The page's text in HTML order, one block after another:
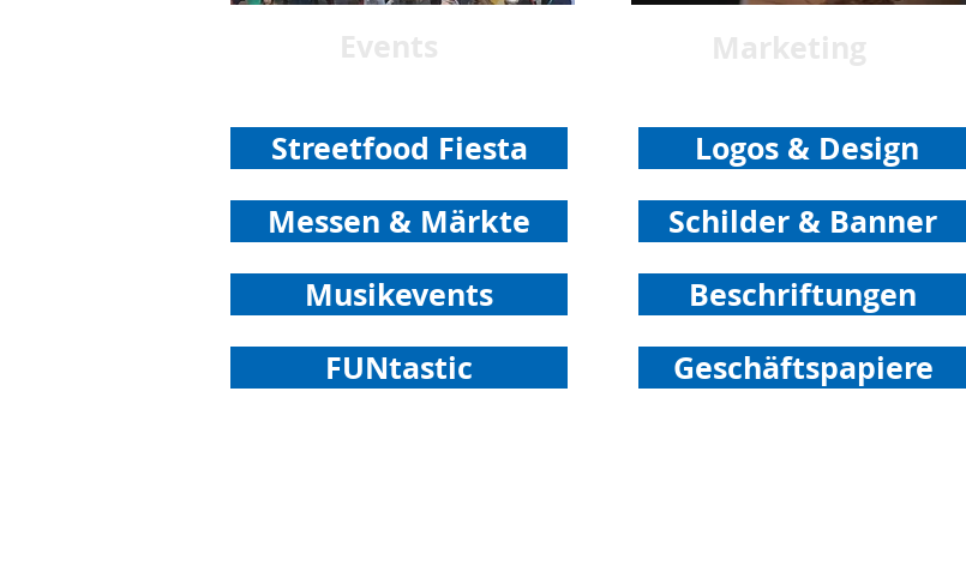
Streetfood Fiesta
Messen & Märkte
Musikevents
FUNtastic
Logos & Design
Schilder & Banner
Beschriftungen
Geschäftspapiere